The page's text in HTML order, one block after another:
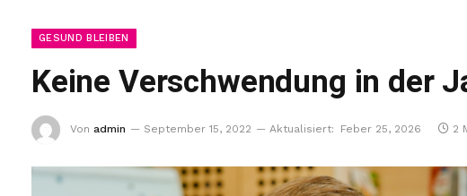
GESUND BLEIBEN
Keine Verschwendung in der
Von admin September 15, 2022 Aktualisiert: Feber 25, 2026 2